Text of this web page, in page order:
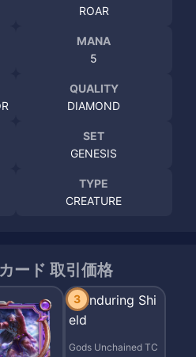
ROAR
MANA
5
QUALITY
DIAMOND
SET
GENESIS
TYPE
CREATURE
ド 取引価格
3
Gods Unchained TC